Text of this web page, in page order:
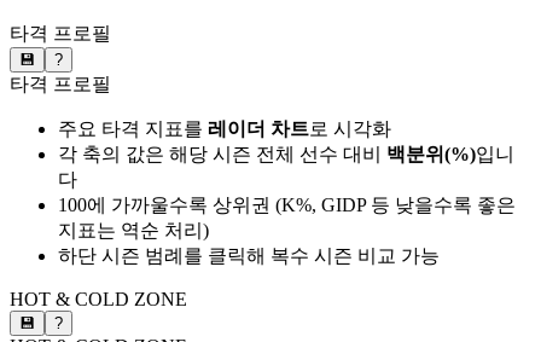
타격 프로필
💾 ?
타격 프로필
주요 타격 지표를 레이더 차트로 시각화
각 축의 값은 해당 시즌 전체 선수 대비 백분위(%)입니
다
100에 가까울수록 상위권 (K%, GIDP 등 낮을수록 좋은
지표는 역순 처리)
하단 시즌 범례를 클릭해 복수 시즌 비교 가능
HOT & COLD ZONE
💾 ?